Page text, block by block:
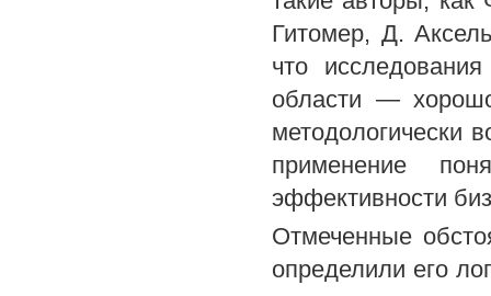
Гитомер, Д.
что
области —
методологически
применение
эффективности
Отмеченные
определили его